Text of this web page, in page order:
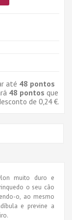
até 48 pontos
48 pontos que
de 0,24 €.
muito duro e
o seu cão
o, ao mesmo
e previne a